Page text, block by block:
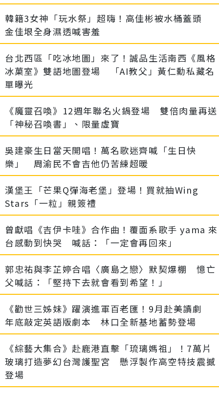
韓籍3女神「玩水祭」超嗨！高佳彬被水桶蓋頭
金佳垠全身濕透喊害羞
台北西區「吃冰地圖」來了！誠品生活南西《風格
冰菓室》雙語地圖登場 「AI教父」黃仁勳私藏名
單曝光
《魔靈召喚》12週年聯名火鍋登場 雙倍肉量再送
「神秘召喚書」、限量虛寶
吳建豪生日當天開唱！萬名歌迷齊喊「生日快
樂」 周渝民不會吉他仍苦練超暖
漢堡王「芒果Q彈海老堡」登場！買就抽Wing
Stars「一粒」親簽禮
曾獻唱《吉伊卡哇》合作曲！覆面系歌手 yama 來
台感動到快哭 喊話：「一定會再回來」
郭忠祐與李芷婷合唱〈廣島之戀〉默契爆棚 憶亡
父喊話：「堅持下去就會看到希望！」
《勸世三姊妹》躍演進軍百老匯！9月赴美讀劇
年底敲定英語版劇本 林口全新基地蓄勢登場
《綜藝大集合》赴鹿港直擊「琉璃媽祖」！7萬片
玻璃打造夢幻台灣護聖宮 懸浮製作高空特技震撼
登場